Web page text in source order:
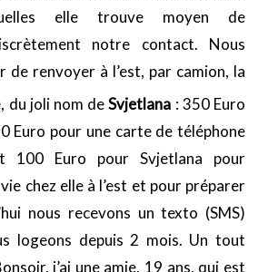
elle trouve moyen de
notre contact. Nous
de renvoyer à l’est, par camion, la
du joli nom deSvjetlana : 350 Euro
Euro pour une carte de téléphone
100 Euro pour Svjetlana pour
chez elle à l’est et pour préparer
nous recevons un texto (SMS)
logeons depuis 2 mois. Un tout
j’ai une amie, 19 ans, qui est